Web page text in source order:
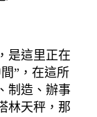
是這里正在
”，在這所
制造、辦事
林天秤，那